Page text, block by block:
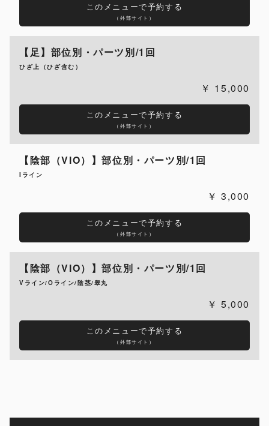
このメニューで予約する
（外部サイト）
【足】部位別・パーツ別/1回
ひざ上（ひざ含む）
15,000
このメニューで予約する
（外部サイト）
【陰部（VIO）】部位別・パーツ別/1回
Iライン
3,000
このメニューで予約する
（外部サイト）
【陰部（VIO）】部位別・パーツ別/1回
Vライン/Oライン/陰茎/睾丸
5,000
このメニューで予約する
（外部サイト）